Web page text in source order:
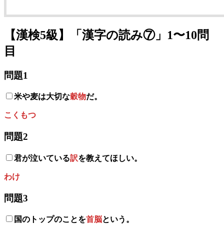
【漢検5級】「漢字の読み⑦」1〜10問
目
問題1
米や麦は大切な穀物だ。
こくもつ
問題2
君が泣いている訳を教えてほしい。
わけ
問題3
国のトップのことを首脳という。